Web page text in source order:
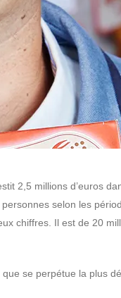
2,5 millions d’euros
selon les
chiffres. Il est de 20
se perpétue la plus